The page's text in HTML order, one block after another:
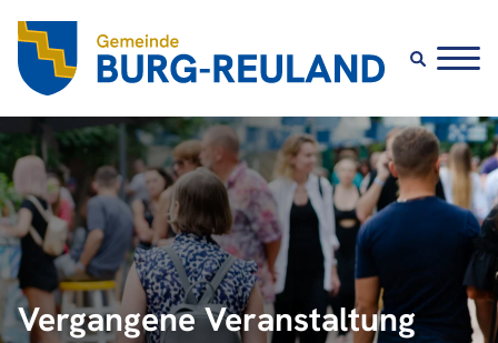
Vergangene Veranstaltung